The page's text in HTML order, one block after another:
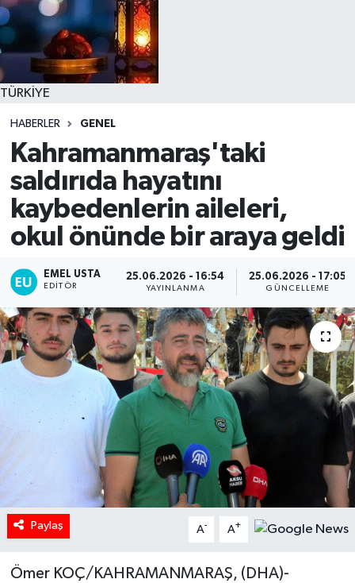
TÜRKİYE
HABERLER GENEL
Kahramanmaraş'taki
saldırıda hayatını
kaybedenlerin aileleri,
okul önünde bir araya geldi
EMEL USTA
EDITÖR
25.06.2026 - 16:54
YAYINLANMA
25.06.2026 - 17:05
GÜNCELLEME
Paylaş A- A+
Ömer KOÇ/KAHRAMANMARAŞ, (DHA)-